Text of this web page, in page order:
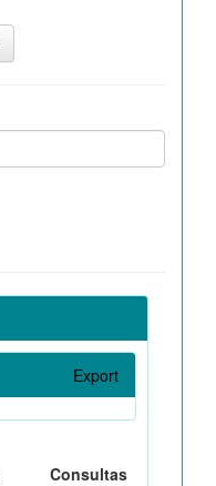
Export
Consultas